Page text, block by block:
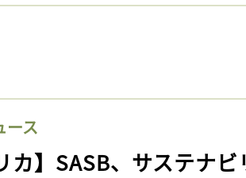
ース
カ】SASB、サステナ